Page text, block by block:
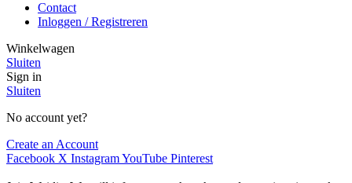
Contact
Inloggen / Registreren
Winkelwagen
Sluiten
Sign in
Sluiten
No account yet?
Create an Account
Facebook X InstagramYouTube Pinterest